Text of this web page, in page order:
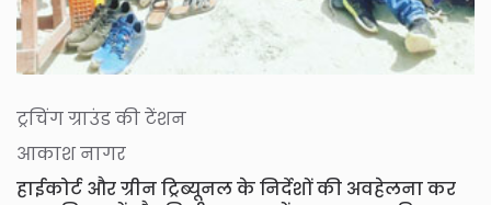
ट्रचिंग ग्राउंड की टेंशन
आकाश नागर
हाईकोर्ट और ग्रीन ट्रिब्यूनल के निर्देशों की अवहेलना कर